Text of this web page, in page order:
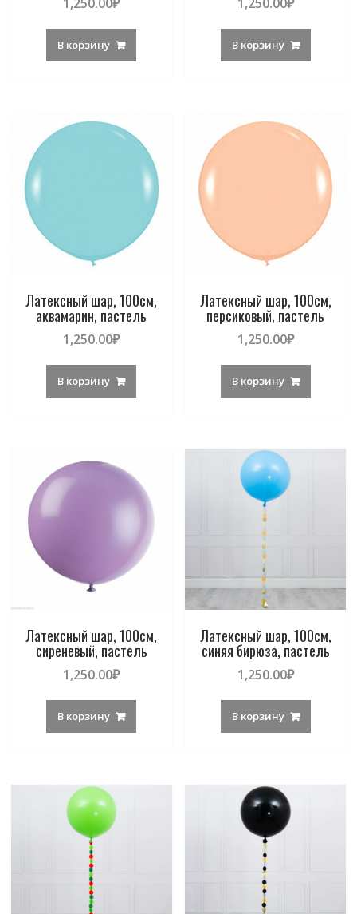
В корзину В корзину
Латексный шар, 100см,
аквамарин, пастель
1,250.00₽
В корзину
Латексный шар, 100см,
персиковый, пастель
1,250.00₽
В корзину
Латексный шар, 100см,
сиреневый, пастель
1,250.00₽
В корзину
Латексный шар, 100см,
синяя бирюза, пастель
1,250.00₽
В корзину